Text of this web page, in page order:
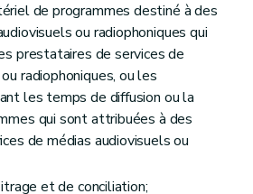
de programmes destiné à des
ou radiophoniques qui
prestataires de services de
radiophoniques, ou les
les temps de diffusion ou la
qui sont attribuées à des
de médias audiovisuels ou
et de conciliation;